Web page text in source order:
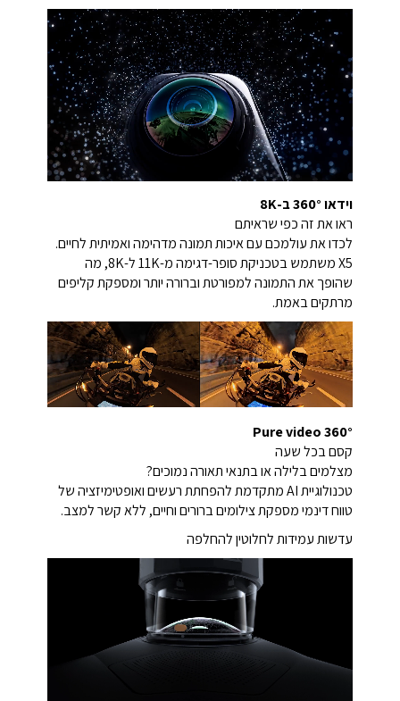
וידאו 360° ב-8K
ראו את זה כפי שראיתם
לכדו את עולמכם עם איכות תמונה מדהימה ואמיתית לחיים.
X5 משתמש בטכניקת סופר-דגימה מ-11K ל-8K, מה
שהופך את התמונה למפורטת וברורה יותר ומספקת קליפים
מרתקים באמת.
360° Pure video
קסם בכל שעה
מצלמים בלילה או בתנאי תאורה נמוכים?
טכנולוגיית AI מתקדמת להפחתת רעשים ואופטימיזציה של
טווח דינמי מספקת צילומים ברורים וחיים, ללא קשר למצב.
עדשות עמידות לחלוטין להחלפה